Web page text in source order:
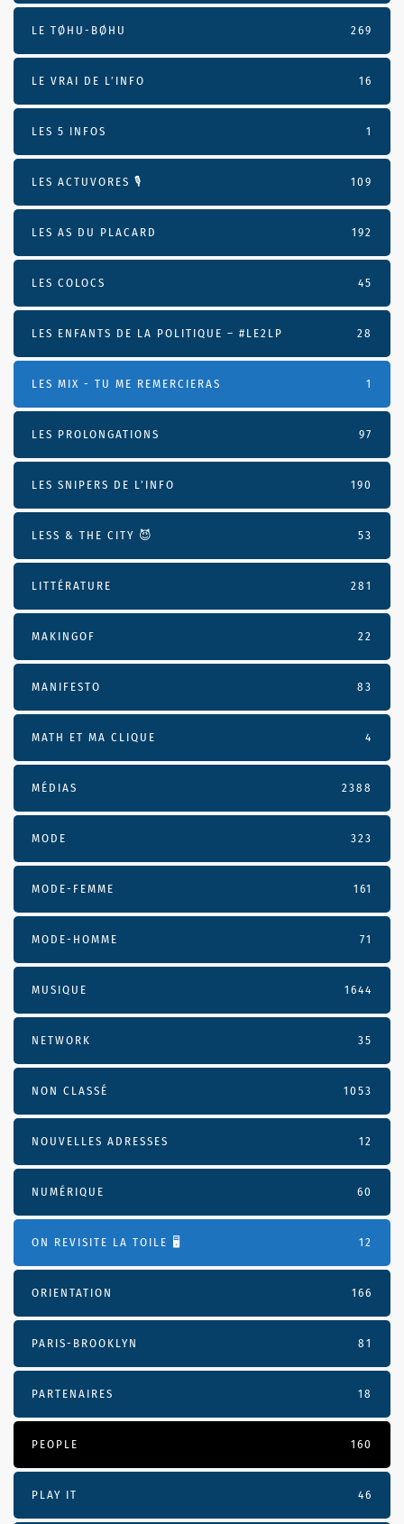
LE TØHU-BØHU 269
LE VRAI DE L’INFO 16
LES 5 INFOS 1
LES ACTUVORES 🎙 109
LES AS DU PLACARD 192
LES COLOCS 45
LES ENFANTS DE LA POLITIQUE – #LE2LP 28
LES MIX - TU ME REMERCIERAS 1
LES PROLONGATIONS 97
LES SNIPERS DE L’INFO 190
LESS & THE CITY 😈 53
LITTÉRATURE 281
MAKINGOF 22
MANIFESTO 83
MATH ET MA CLIQUE 4
MÉDIAS 2388
MODE 323
MODE-FEMME 161
MODE-HOMME 71
MUSIQUE 1644
NETWORK 35
NON CLASSÉ 1053
NOUVELLES ADRESSES 12
NUMÉRIQUE 60
ON REVISITE LA TOILE 🖥️ 12
ORIENTATION 166
PARIS-BROOKLYN 81
PARTENAIRES 18
PEOPLE 160
PLAY IT 46